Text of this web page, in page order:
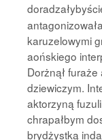
karuzelowymi
aońskiego
Dorżnął
dziewiczym.
aktorzyną
chrapałbym
brydżystką